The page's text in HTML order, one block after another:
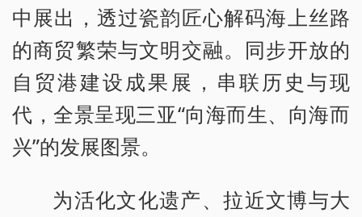
中展出，透过瓷韵匠心解码海上丝路
的商贸繁荣与文明交融。同步开放的
自贸港建设成果展，串联历史与现
代，全景呈现三亚“向海而生、向海而
兴”的发展图景。
为活化文化遗产、拉近文博与大